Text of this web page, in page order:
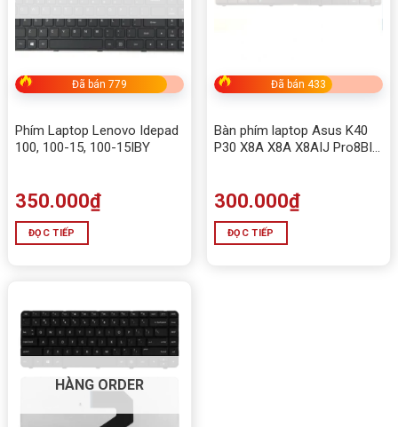
Đã bán 779
Phím Laptop Lenovo Idepad
100, 100-15, 100-15IBY
350.000₫
ĐỌC TIẾP
Đã bán 433
Bàn phím laptop Asus K40
P30 X8A X8A X8AIJ Pro8BIJ
300.000₫
ĐỌC TIẾP
HÀNG ORDER